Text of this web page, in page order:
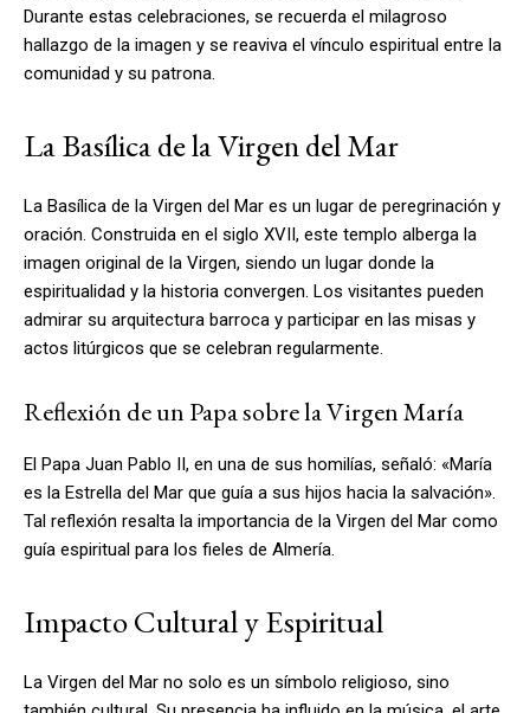
Durante estas celebraciones, se recuerda el milagroso
hallazgo de la imagen y se reaviva el vínculo espiritual entre la
comunidad y su patrona.
La Basílica de la Virgen del Mar
La Basílica de la Virgen del Mar es un lugar de peregrinación y
oración. Construida en el siglo XVII, este templo alberga la
imagen original de la Virgen, siendo un lugar donde la
espiritualidad y la historia convergen. Los visitantes pueden
admirar su arquitectura barroca y participar en las misas y
actos litúrgicos que se celebran regularmente.
Reflexión de un Papa sobre la Virgen María
El Papa Juan Pablo II, en una de sus homilías, señaló: «María
es la Estrella del Mar que guía a sus hijos hacia la salvación».
Tal reflexión resalta la importancia de la Virgen del Mar como
guía espiritual para los fieles de Almería.
Impacto Cultural y Espiritual
La Virgen del Mar no solo es un símbolo religioso, sino